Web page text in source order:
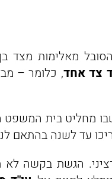
מאלימות
צד אחד, כלומר –
מחליט בית
הגשת בקשה